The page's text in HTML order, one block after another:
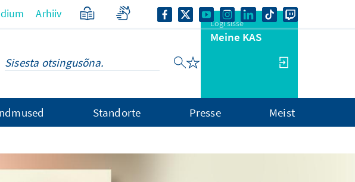
Arhiiv
Logi sisse
Meine KAS
Standorte Presse Meist